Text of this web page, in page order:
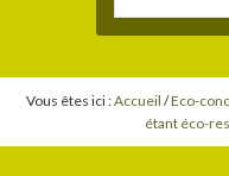
Vous êtes ici :Accueil /Eco-
étant éco-